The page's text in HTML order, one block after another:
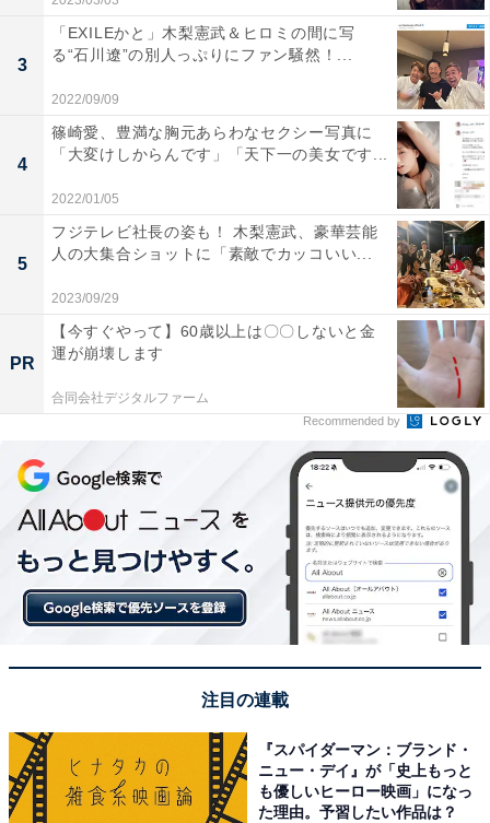
3
「EXILEかと」木梨憲武＆ヒロミの間に写
る“石川遼”の別人っぷりにファン騒然！...
2022/09/09
4
篠崎愛、豊満な胸元あらわなセクシー写真に
「大変けしからんです」「天下一の美女です...
2022/01/05
5
フジテレビ社長の姿も！ 木梨憲武、豪華芸能
人の大集合ショットに「素敵でカッコいい...
2023/09/29
PR
【今すぐやって】60歳以上は〇〇しないと金
運が崩壊します
合同会社デジタルファーム
Recommended by
注目の連載
『スパイダーマン：ブランド・
ニュー・デイ』が「史上もっと
も優しいヒーロー映画」になっ
た理由。予習したい作品は？